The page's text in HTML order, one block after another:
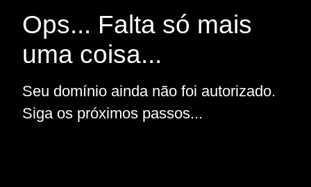
Ops... Falta só mais
uma coisa...
Seu domínio ainda não foi autorizado.
Siga os próximos passos...